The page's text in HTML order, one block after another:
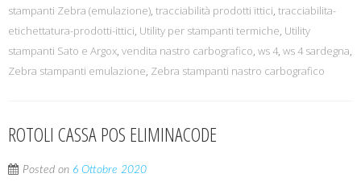
stampanti Zebra (emulazione), tracciabilità prodotti ittici, tracciabilita-
etichettatura-prodotti-ittici, Utility per stampanti termiche, Utility
stampanti Sato e Argox, vendita nastro carbografico, ws 4, ws 4 sardegna,
Zebra stampanti emulazione, Zebra stampanti nastro carbografico
ROTOLI CASSA POS ELIMINACODE
Posted on 6 Ottobre 2020